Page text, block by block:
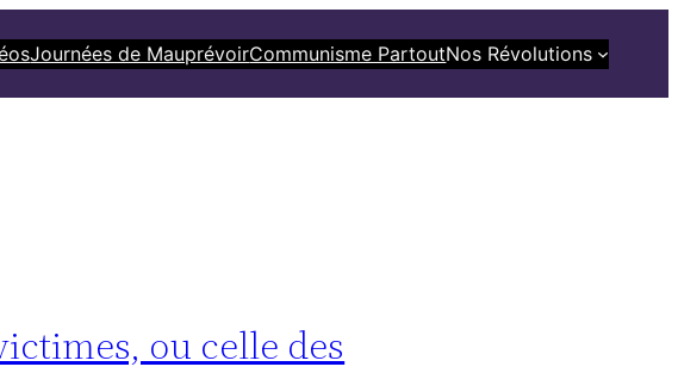
Journées de MauprévoirCommunisme PartoutNos Révolutions
ou celle des